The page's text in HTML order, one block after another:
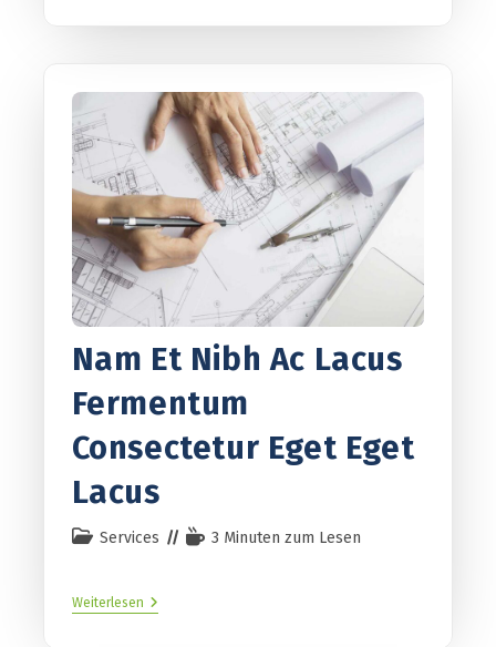
Nam Et Nibh Ac Lacus
Fermentum
Consectetur Eget Eget
Lacus
Services 3 Minuten zum Lesen
Weiterlesen